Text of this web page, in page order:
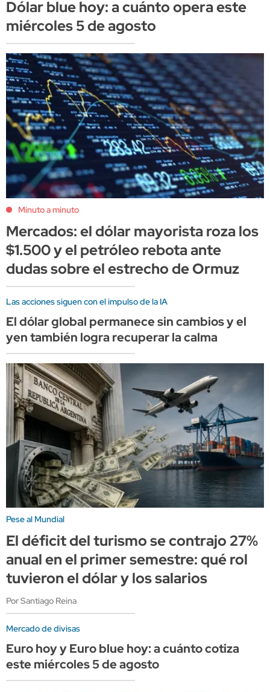
Dólar blue hoy: a cuánto opera este
miércoles 5 de agosto
Minuto a minuto
Mercados: el dólar mayorista roza los
$1.500 y el petróleo rebota ante
dudas sobre el estrecho de Ormuz
Las acciones siguen con el impulso de la IA
El dólar global permanece sin cambios y el
yen también logra recuperar la calma
Pese al Mundial
El déficit del turismo se contrajo 27%
anual en el primer semestre: qué rol
tuvieron el dólar y los salarios
Por Santiago Reina
Mercado de divisas
Euro hoy y Euro blue hoy: a cuánto cotiza
este miércoles 5 de agosto